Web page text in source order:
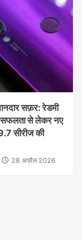
सफ़र: रेडमी
सफलता से लेकर नए
सीरीज की
28 अप्रैल 2026